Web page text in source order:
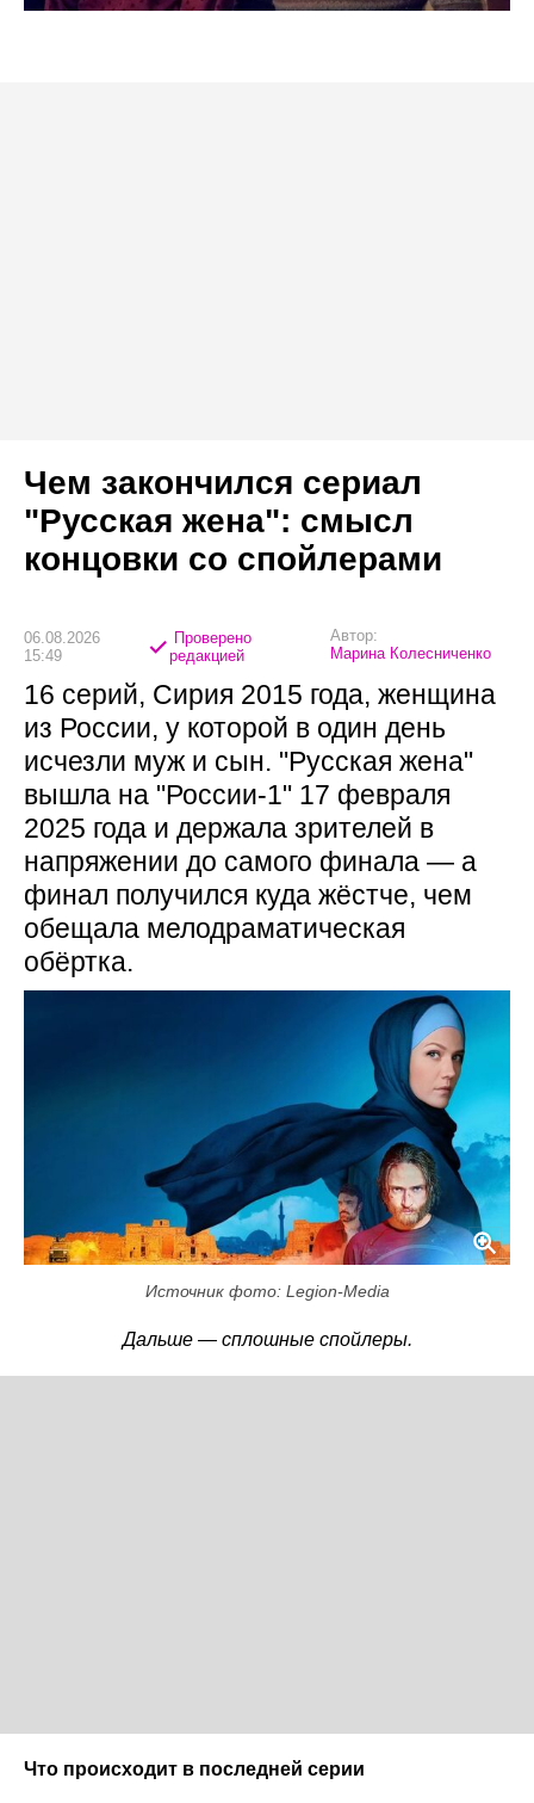
Чем закончился сериал
"Русская жена": смысл
концовки со спойлерами
06.08.2026
15:49
Проверено
редакцией
Автор:
Марина Колесниченко
16 серий, Сирия 2015 года, женщина
из России, у которой в один день
исчезли муж и сын. "Русская жена"
вышла на "России-1" 17 февраля
2025 года и держала зрителей в
напряжении до самого финала — а
финал получился куда жёстче, чем
обещала мелодраматическая
обёртка.
Источник фото: Legion-Media
Дальше — сплошные спойлеры.
Что происходит в последней серии